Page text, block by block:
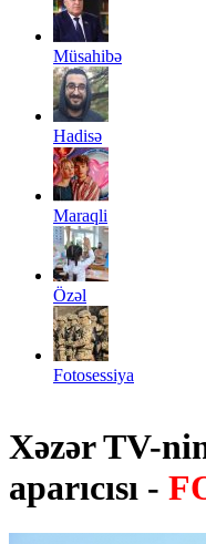
Müsahibə
Hadisə
Maraqli
Özəl
Fotosessiya
Xəzər TV-
aparıcısı -